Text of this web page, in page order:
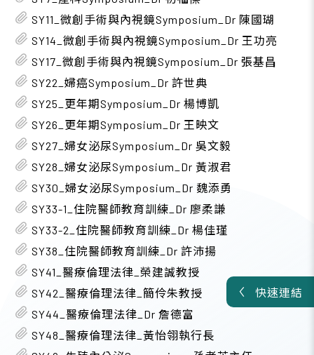
快速連結
SY11_微創手術與內視鏡Symposium_Dr 陳國瑚
SY14_微創手術與內視鏡Symposium_Dr 王功亮
SY17_微創手術與內視鏡Symposium_Dr 張基昌
SY22_婦癌Symposium_Dr 許世典
SY25_更年期Symposium_Dr 楊博凱
SY26_更年期Symposium_Dr 王映文
SY27_婦女泌尿Symposium_Dr 吳文毅
SY28_婦女泌尿Symposium_Dr 黃淑君
SY30_婦女泌尿Symposium_Dr 魏添勇
SY33-1_住院醫師教育訓練_Dr 廖柔謙
SY33-2_住院醫師教育訓練_Dr 楊佳瑾
SY38_住院醫師教育訓練_Dr 許沛揚
SY41_醫療倫理法律_榮建誠教授
SY42_醫療倫理法律_簡伶朱教授
SY44_醫療倫理法律_Dr 詹德富
SY48_醫療倫理法律_黃怡翎執行長